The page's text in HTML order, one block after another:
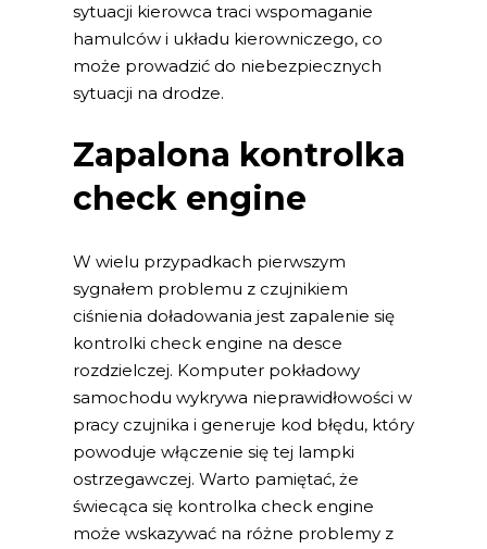
sytuacji kierowca traci wspomaganie
hamulców i układu kierowniczego, co
może prowadzić do niebezpiecznych
sytuacji na drodze.
Zapalona kontrolka
check engine
W wielu przypadkach pierwszym
sygnałem problemu z czujnikiem
ciśnienia doładowania jest zapalenie się
kontrolki check engine na desce
rozdzielczej. Komputer pokładowy
samochodu wykrywa nieprawidłowości w
pracy czujnika i generuje kod błędu, który
powoduje włączenie się tej lampki
ostrzegawczej. Warto pamiętać, że
świecąca się kontrolka check engine
może wskazywać na różne problemy z